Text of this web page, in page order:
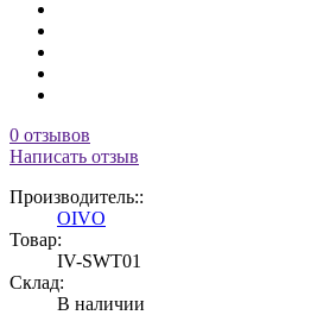
0 отзывов
Написать отзыв
Производитель::
OIVO
Товар:
IV-SWT01
Склад:
В наличии